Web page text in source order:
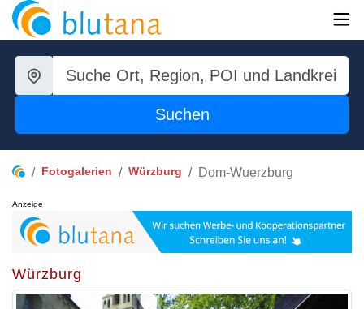
Suchen
Fotogalerien Würzburg Dom-Wuerzburg
Anzeige
Würzburg